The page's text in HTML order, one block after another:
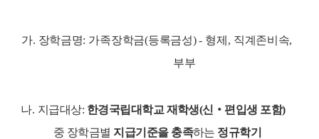
가. 장학금명: 가족장학금(등록금성) - 형제 , 직계존비속,
부부
나. 지급대상: 한경국립대학교 재학생(신 ‧ 편입생 포함)
중 장학금별 지급기준을 충족하는 정규학기